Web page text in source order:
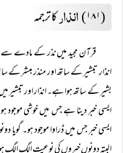
(۱۸۱) انذارکا ترجمہ
قرآن مجید میں نذر کے مادے سے
انذار تبشیر کے ساتھ اور منذر مبشر کے
بشیر کے ساتھ ہوا ہے۔ انذار اور
ایسی خبر دینا ہے جس میں خوشی موجود
ایسی خبر جس میں ڈراوا موجود ہو۔